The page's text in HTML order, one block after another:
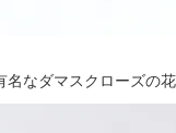
なダマスクローズの花